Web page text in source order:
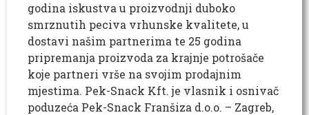
godina iskustva u proizvodnji duboko
smrznutih peciva vrhunske kvalitete, u
dostavi našim partnerima te 25 godina
pripremanja proizvoda za krajnje potrošače
koje partneri vrše na svojim prodajnim
mjestima. Pek-Snack Kft. je vlasnik i osnivač
poduzeća Pek-Snack Franšiza d.o.o. – Zagreb,